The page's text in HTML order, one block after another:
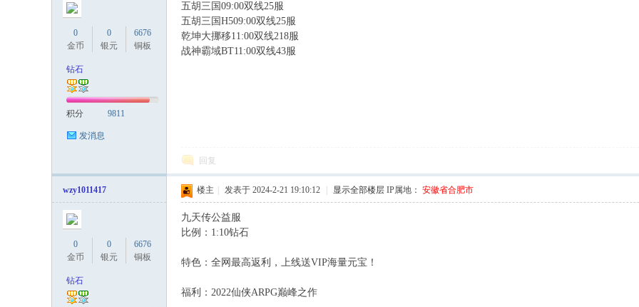
0
金币
0
银元
6676
铜板
钻石
积分 9811
发消息
五胡三国09:00双线25服
五胡三国H509:00双线25服
乾坤大挪移11:00双线218服
战神霸域BT11:00双线43服
回复
wzy1011417
0
金币
0
银元
6676
铜板
钻石
楼主 发表于 2024-2-21 19:10:12 显示全部楼层 IP属地： 安徽省合肥市
九天传公益服
比例：1:10钻石
特色：全网最高返利，上线送VIP海量元宝！
福利：2022仙侠ARPG巅峰之作